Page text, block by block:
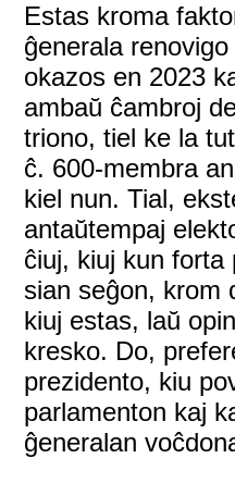
Estas kroma
ĝenerala
okazos en 2023
ambaŭ ĉambroj
triono, tiel ke la
ĉ. 600-membra
kiel nun. Tial,
antaŭtempaj
ĉiuj, kiuj kun forta
sian seĝon, krom
kiuj estas, laŭ
kresko. Do,
prezidento, kiu
parlamenton kaj
ĝeneralan